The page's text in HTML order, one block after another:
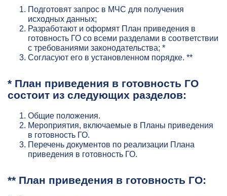
Подготовят запрос в МЧС для получения
исходных данных;
Разработают и оформят План приведения в
готовность ГО со всеми разделами в соответствии
с требованиями законодательства; *
Согласуют его в установленном порядке. **
* План приведения в готовность ГО
состоит из следующих разделов:
Общие положения.
Мероприятия, включаемые в Планы приведения
в готовность ГО.
Перечень документов по реализации Плана
приведения в готовность ГО.
** План приведения в готовность ГО: